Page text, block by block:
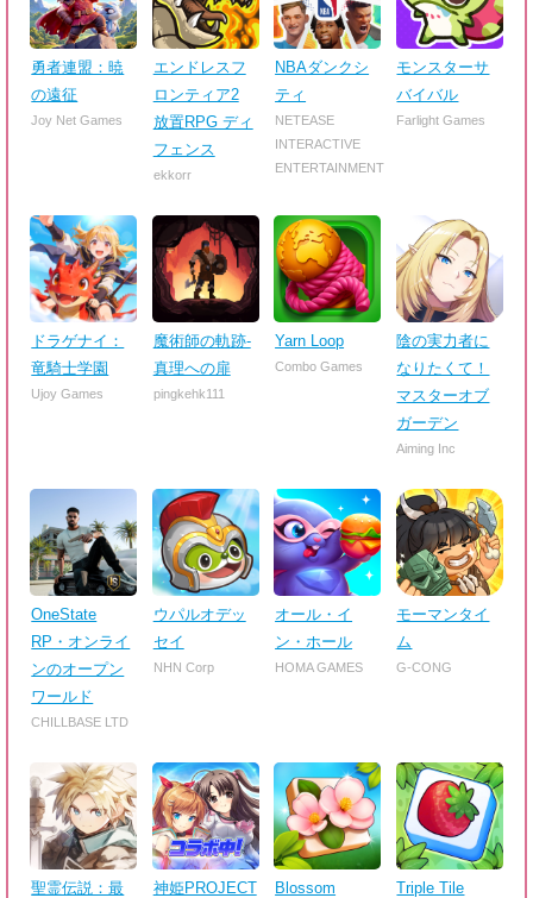
勇者連盟：暁
の遠征
Joy Net Games
エンドレスフ
ロンティア2
放置RPG ディ
フェンス
ekkorr
NBAダンクシ
ティ
NETEASE
INTERACTIVE
ENTERTAINMENT
モンスターサ
バイバル
Farlight Games
ドラゲナイ：
竜騎士学園
Ujoy Games
魔術師の軌跡-
真理への扉
pingkehk111
Yarn Loop
Combo Games
陰の実力者に
なりたくて！
マスターオブ
ガーデン
Aiming Inc
OneState
RP・オンライ
ンのオープン
ワールド
CHILLBASE LTD
ウパルオデッ
セイ
NHN Corp
オール・イ
ン・ホール
HOMA GAMES
モーマンタイ
ム
G-CONG
聖霊伝説：最
神姫PROJECT
Blossom
Triple Tile